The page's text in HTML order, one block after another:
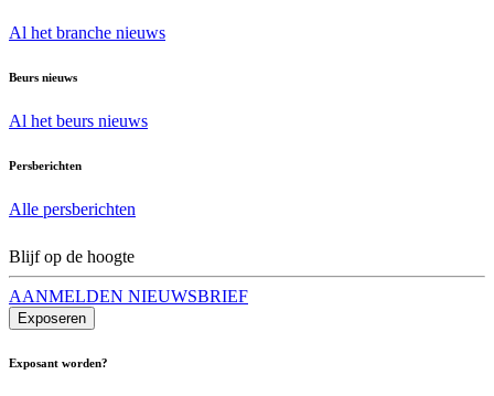
Al het branche nieuws
Beurs nieuws
Al het beurs nieuws
Persberichten
Alle persberichten
Blijf op de hoogte
AANMELDEN NIEUWSBRIEF
Exposeren
Exposant worden?